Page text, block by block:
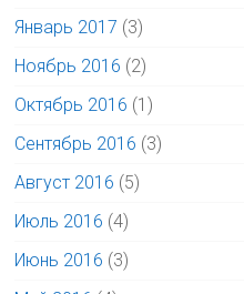
Январь 2017 (3)
Ноябрь 2016 (2)
Октябрь 2016 (1)
Сентябрь 2016 (3)
Август 2016 (5)
Июль 2016 (4)
Июнь 2016 (3)